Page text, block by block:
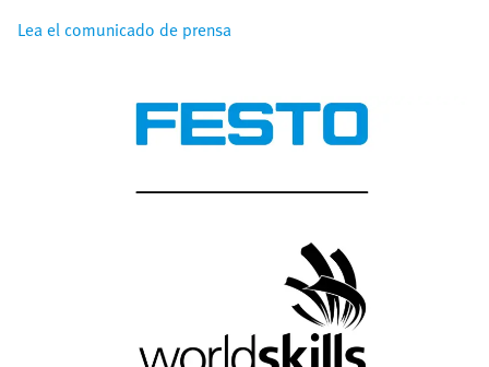
Lea el comunicado de prensa